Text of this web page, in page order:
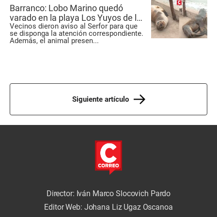
Barranco: Lobo Marino quedó
varado en la playa Los Yuyos de la
Costa Verde
Vecinos dieron aviso al Serfor para que
se disponga la atención correspondiente.
Además, el animal presen...
Siguiente artículo
Director: Iván Marco Slocovich Pardo
Editor Web: Johana Liz Ugaz Oscanoa